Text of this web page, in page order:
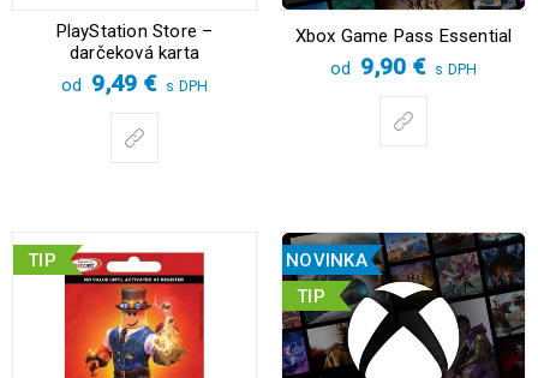
PlayStation Store –
darčeková karta
od 9,49 € s DPH
Xbox Game Pass Essential
od 9,90 € s DPH
TIP
NOVINKA
TIP